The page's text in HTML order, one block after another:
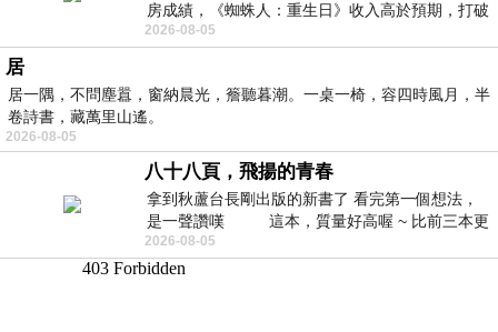
房成績，《蜘蛛人：重生日》收入高於預期，打破
《復仇者聯盟：終局之戰》記錄，成為
2026-08-05
居
居一隅，不問塵囂，窗納晨光，簷聽暮潮。一桌一椅，容四時風月，半
卷詩書，藏萬里山遙。
2026-08-05
八十八頁，飛揚的青春
拿到秋蘆台長剛出版的新書了 看完第一個想法，
是一聲讚嘆 這本，質量好高喔 ~ 比前三本更
勝一
2026-08-05